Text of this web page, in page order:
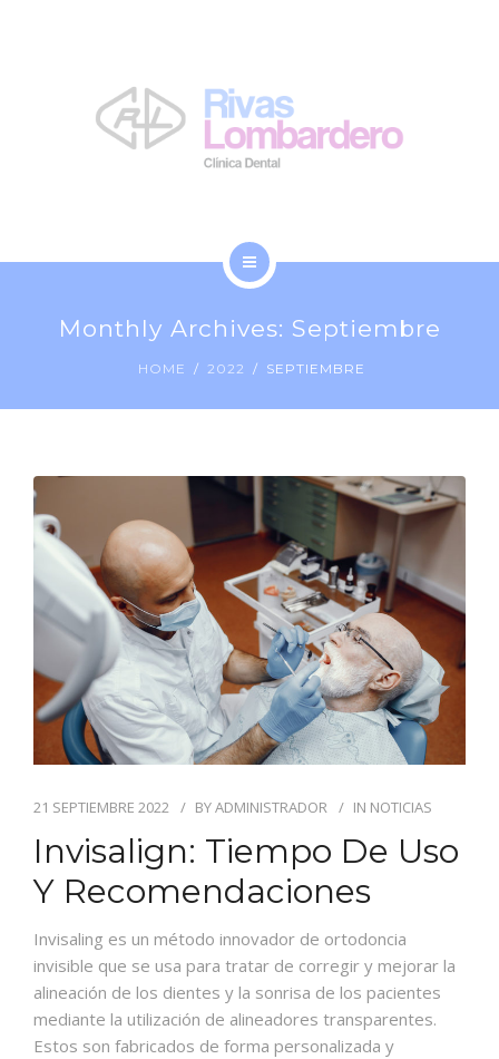
CONTACTO
Monthly Archives: Septiembre
HOME 2022 SEPTIEMBRE
21 SEPTIEMBRE 2022 BYADMINISTRADOR IN NOTICIAS
Invisalign: Tiempo De Uso
Y Recomendaciones
Invisaling es un método innovador de ortodoncia
invisible que se usa para tratar de corregir y mejorar la
alineación de los dientes y la sonrisa de los pacientes
mediante la utilización de alineadores transparentes.
Estos son fabricados de forma personalizada y